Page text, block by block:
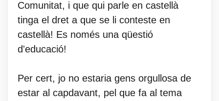
Comunitat, i que qui parle en castellà
tinga el dret a que se li conteste en
castellà! Es només una qüestió
d'educació!
Per cert, jo no estaria gens orgullosa de
estar al capdavant, pel que fa al tema